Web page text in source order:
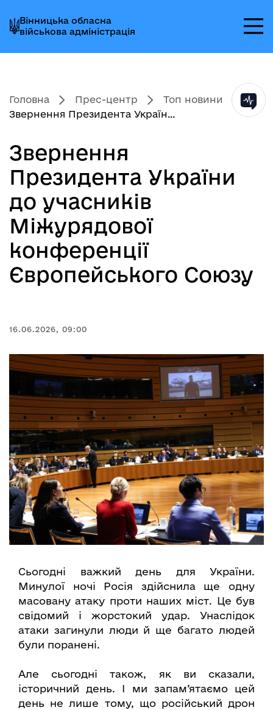
до
головного
меню
до
головного
вмісту
до
головного
колонтитула
Вінницька обласна
військова адміністрація
Головна Прес-центр
Топ новини
Звернення Президента Україн...
Звернення
Президента України
до учасників
Міжурядової
конференції
Європейського Союзу
16.06.2026, 09:00
Сьогодні важкий день для України.
Минулої ночі Росія здійснила ще одну
масовану атаку проти наших міст. Це був
свідомий і жорстокий удар. Унаслідок
атаки загинули люди й ще багато людей
були поранені.
Але сьогодні також, як ви сказали,
історичний день. І ми запам’ятаємо цей
день не лише тому, що російський дрон